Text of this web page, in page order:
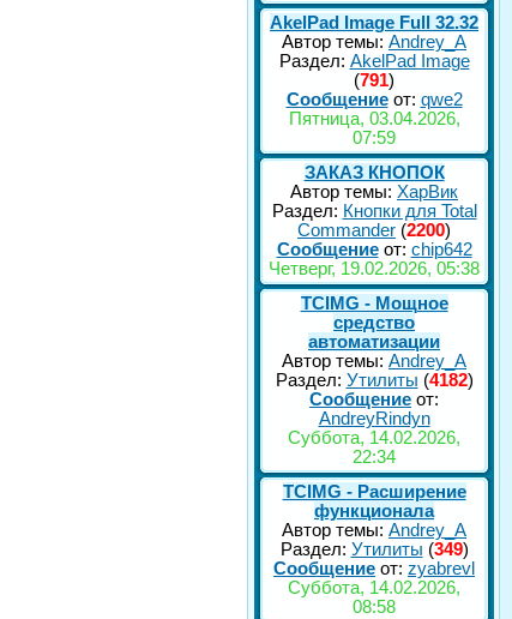
AkelPad Image Full 32.32
Автор темы: Andrey_A
Раздел: AkelPad Image
(791)
Сообщениеот: qwe2
Пятница, 03.04.2026,
07:59
ЗАКАЗ КНОПОК
Автор темы: ХарВик
Раздел: Кнопки для Total
Commander (2200)
Сообщениеот: chip642
Четверг, 19.02.2026, 05:38
TCIMG - Мощное
средство
автоматизации
Автор темы: Andrey_A
Раздел: Утилиты (4182)
Сообщение от:
AndreyRindyn
Суббота, 14.02.2026,
22:34
TCIMG - Расширение
функционала
Автор темы: Andrey_A
Раздел: Утилиты (349)
Сообщение от: zyabrevl
Суббота, 14.02.2026,
08:58